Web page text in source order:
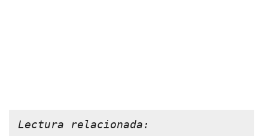
Lectura relacionada: